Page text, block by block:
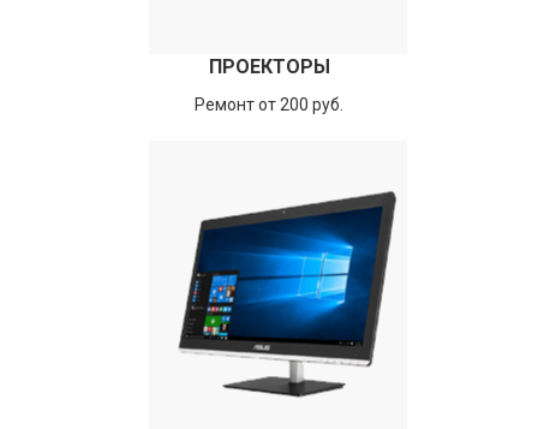
ПРОЕКТОРЫ
Ремонт от 200 руб.